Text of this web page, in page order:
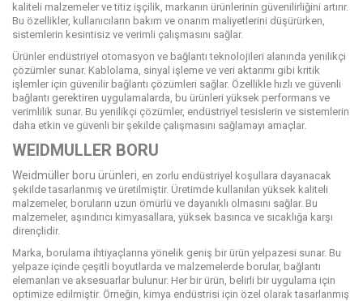
kaliteli malzemeler ve titiz işçilik, markanın ürünlerinin güvenilirliğini artırır.
Bu özellikler, kullanıcıların bakım ve onarım maliyetlerini düşürürken,
sistemlerin kesintisiz ve verimli çalışmasını sağlar.
Ürünler endüstriyel otomasyon ve bağlantı teknolojileri alanında yenilikçi
çözümler sunar. Kablolama, sinyal işleme ve veri aktarımı gibi kritik
işlemler için güvenilir bağlantı çözümleri sağlar. Özellikle hızlı ve güvenli
bağlantı gerektiren uygulamalarda, bu ürünleri yüksek performans ve
verimlilik sunar. Bu yenilikçi çözümler, endüstriyel tesislerin ve sistemlerin
daha etkin ve güvenli bir şekilde çalışmasını sağlamayı amaçlar.
WEIDMULLER BORU
Weidmüller boru ürünleri, en zorlu endüstriyel koşullara dayanacak
şekilde tasarlanmış ve üretilmiştir. Üretimde kullanılan yüksek kaliteli
malzemeler, boruların uzun ömürlü ve dayanıklı olmasını sağlar. Bu
malzemeler, aşındırıcı kimyasallara, yüksek basınca ve sıcaklığa karşı
dirençlidir.
Marka, borulama ihtiyaçlarına yönelik geniş bir ürün yelpazesi sunar. Bu
yelpaze içinde çeşitli boyutlarda ve malzemelerde borular, bağlantı
elemanları ve aksesuarlar bulunur. Her bir ürün, belirli bir uygulama için
optimize edilmiştir. Örneğin, kimya endüstrisi için özel olarak tasarlanmış